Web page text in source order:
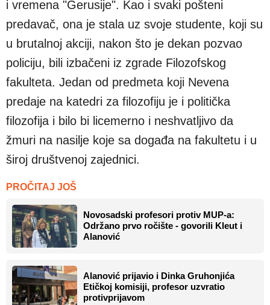
i vremena "Gerusije". Kao i svaki pošteni
predavač, ona je stala uz svoje studente, koji su
u brutalnoj akciji, nakon što je dekan pozvao
policiju, bili izbačeni iz zgrade Filozofskog
fakulteta. Jedan od predmeta koji Nevena
predaje na katedri za filozofiju je i politička
filozofija i bilo bi licemerno i neshvatljivo da
žmuri na nasilje koje sa događa na fakultetu i u
široj društvenoj zajednici.
PROČITAJ JOŠ
Novosadski profesori protiv MUP-a:
Održano prvo ročište - govorili Kleut i
Alanović
Alanović prijavio i Dinka Gruhonjića
Etičkoj komisiji, profesor uzvratio
protivprijavom